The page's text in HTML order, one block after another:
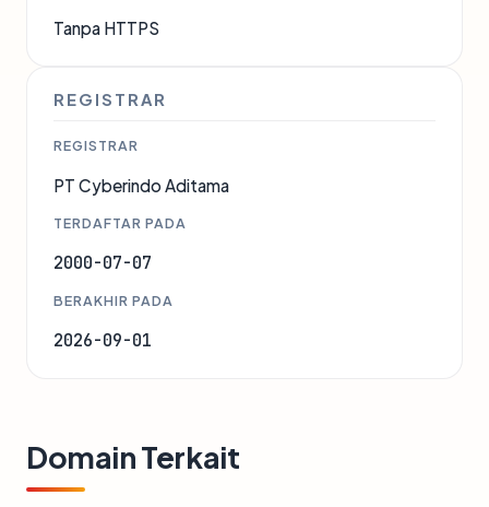
Tanpa HTTPS
REGISTRAR
REGISTRAR
PT Cyberindo Aditama
TERDAFTAR PADA
2000-07-07
BERAKHIR PADA
2026-09-01
Domain Terkait